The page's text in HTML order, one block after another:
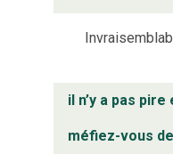
il n’y a pas pire
méfiez-vous